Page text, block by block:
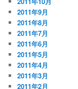
2011年9月
2011年8月
2011年7月
2011年6月
2011年5月
2011年4月
2011年3月
2011年2月